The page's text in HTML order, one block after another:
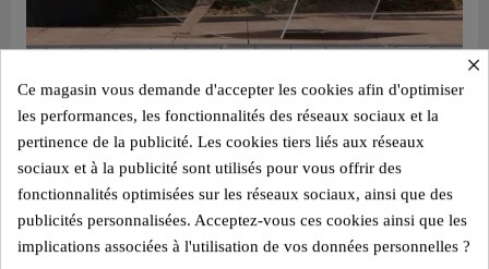
Aperçu rapide
3 540,00 €
Ajouter au panier
×
Ce magasin vous demande d'accepter les cookies afin d'optimiser
les performances, les fonctionnalités des réseaux sociaux et la
pertinence de la publicité. Les cookies tiers liés aux réseaux
sociaux et à la publicité sont utilisés pour vous offrir des
fonctionnalités optimisées sur les réseaux sociaux, ainsi que des
publicités personnalisées. Acceptez-vous ces cookies ainsi que les
implications associées à l'utilisation de vos données personnelles ?